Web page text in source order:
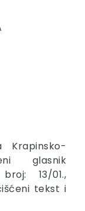
Krapinsko-
glasnik
13/01.,
tekst i